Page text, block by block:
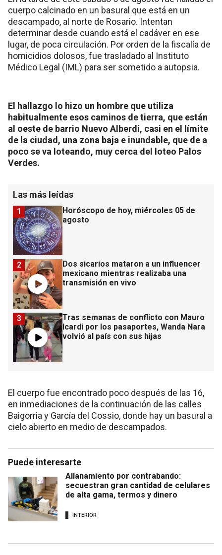
cuerpo calcinado en un basural que está en un
descampado, al norte de Rosario. Intentan
determinar desde cuando está el cadáver en ese
lugar, de poca circulación. Por orden de la fiscalía de
homicidios dolosos, fue trasladado al Instituto
Médico Legal (IML) para ser sometido a autopsia.
El hallazgo lo hizo un hombre que utiliza
habitualmente esos caminos de tierra, que están
al oeste de barrio Nuevo Alberdi, casi en el límite
de la ciudad, una zona baja e inundable, que de a
poco se va loteando, muy cerca del loteo Palos
Verdes.
Las más leídas
Horóscopo de hoy, miércoles 05 de
agosto
1
Dos sicarios mataron a un influencer
mexicano mientras realizaba una
transmisión en vivo
2
Tras semanas de conflicto con Mauro
Icardi por los pasaportes, Wanda Nara
volvió al país con sus hijas
3
El cuerpo fue encontrado poco después de las 16,
en inmediaciones de la continuación de las calles
Baigorria y García del Cossio, donde hay un basural a
cielo abierto en medio de descampados.
Puede interesarte
Allanamiento por contrabando:
secuestran gran cantidad de celulares
de alta gama, termos y dinero
INTERIOR